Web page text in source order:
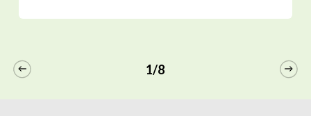
8,00€
varianti.
1/8